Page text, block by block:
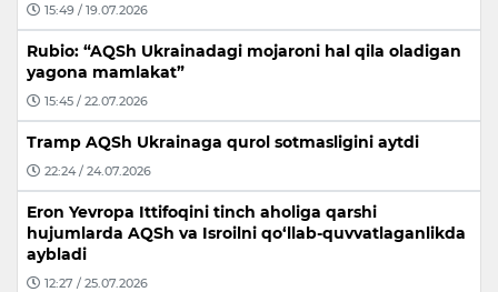
15:49 / 19.07.2026
Rubio: “AQSh Ukrainadagi mojaroni hal qila oladigan
yagona mamlakat”
15:45 / 22.07.2026
Tramp AQSh Ukrainaga qurol sotmasligini aytdi
22:24 / 24.07.2026
Eron Yevropa Ittifoqini tinch aholiga qarshi
hujumlarda AQSh va Isroilni qo‘llab-quvvatlaganlikda
aybladi
12:27 / 25.07.2026